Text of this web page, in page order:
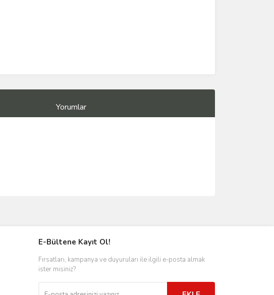
Yorumlar
E-Bültene Kayıt Ol!
Fırsatları, kampanya ve duyuruları ile ilgili e-posta almak
ister misiniz?